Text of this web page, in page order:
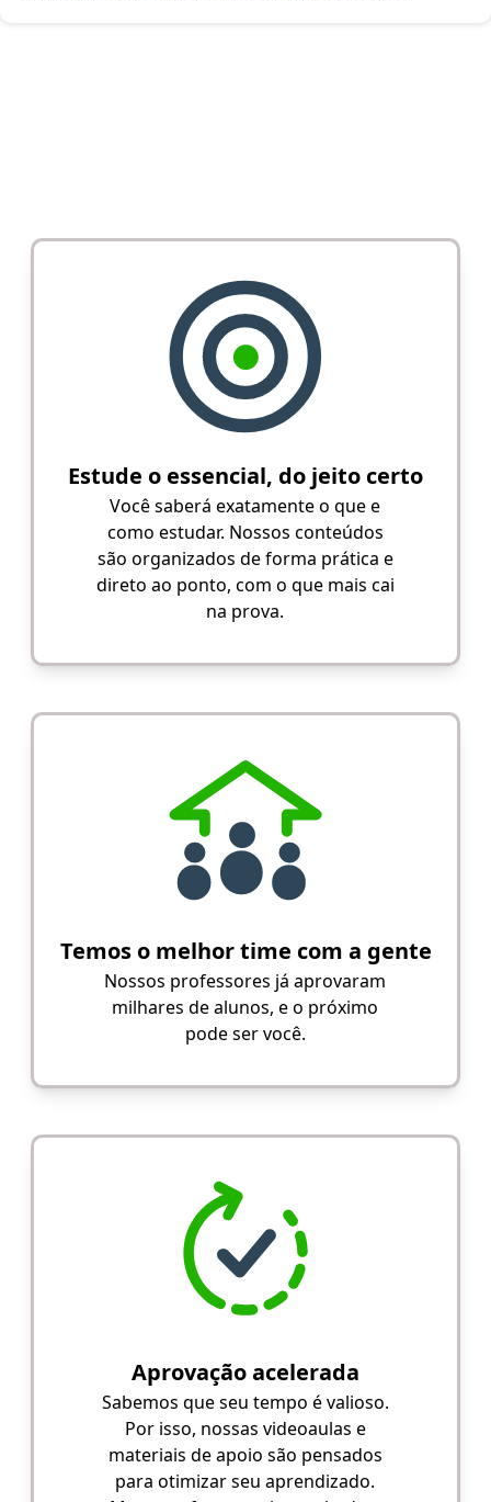
Estude o essencial, do jeito certo
Você saberá exatamente o que e
como estudar. Nossos conteúdos
são organizados de forma prática e
direto ao ponto, com o que mais cai
na prova.
Temos o melhor time com a gente
Nossos professores já aprovaram
milhares de alunos, e o próximo
pode ser você.
Aprovação acelerada
Sabemos que seu tempo é valioso.
Por isso, nossas videoaulas e
materiais de apoio são pensados
para otimizar seu aprendizado.